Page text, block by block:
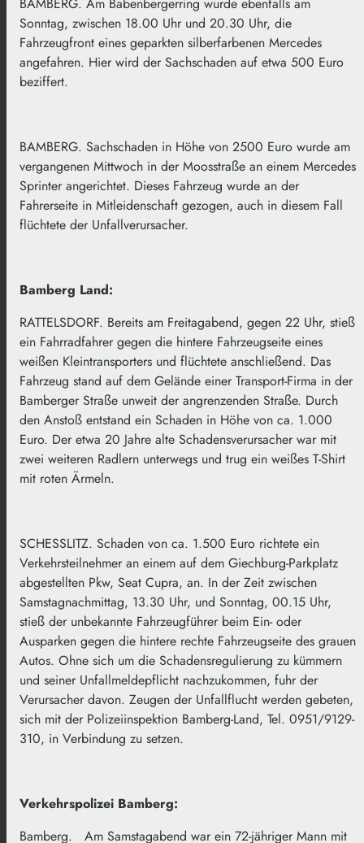
Sonntag, zwischen 18.00 Uhr und 20.30 Uhr, die
Fahrzeugfront eines geparkten silberfarbenen Mercedes
angefahren. Hier wird der Sachschaden auf etwa 500 Euro
beziffert.
BAMBERG. Sachschaden in Höhe von 2500 Euro wurde am
vergangenen Mittwoch in der Moosstraße an einem Mercedes
Sprinter angerichtet. Dieses Fahrzeug wurde an der
Fahrerseite in Mitleidenschaft gezogen, auch in diesem Fall
flüchtete der Unfallverursacher.
Bamberg Land:
RATTELSDORF. Bereits am Freitagabend, gegen 22 Uhr, stieß
ein Fahrradfahrer gegen die hintere Fahrzeugseite eines
weißen Kleintransporters und flüchtete anschließend. Das
Fahrzeug stand auf dem Gelände einer Transport-Firma in der
Bamberger Straße unweit der angrenzenden Straße. Durch
den Anstoß entstand ein Schaden in Höhe von ca. 1.000
Euro. Der etwa 20 Jahre alte Schadensverursacher war mit
zwei weiteren Radlern unterwegs und trug ein weißes T-Shirt
mit roten Ärmeln.
SCHESSLITZ. Schaden von ca. 1.500 Euro richtete ein
Verkehrsteilnehmer an einem auf dem Giechburg-Parkplatz
abgestellten Pkw, Seat Cupra, an. In der Zeit zwischen
Samstagnachmittag, 13.30 Uhr, und Sonntag, 00.15 Uhr,
stieß der unbekannte Fahrzeugführer beim Ein- oder
Ausparken gegen die hintere rechte Fahrzeugseite des grauen
Autos. Ohne sich um die Schadensregulierung zu kümmern
und seiner Unfallmeldepflicht nachzukommen, fuhr der
Verursacher davon. Zeugen der Unfallflucht werden gebeten,
sich mit der Polizeiinspektion Bamberg-Land, Tel. 0951/9129-
310, in Verbindung zu setzen.
Verkehrspolizei Bamberg:
Bamberg. Am Samstagabend war ein 72-jähriger Mann mit